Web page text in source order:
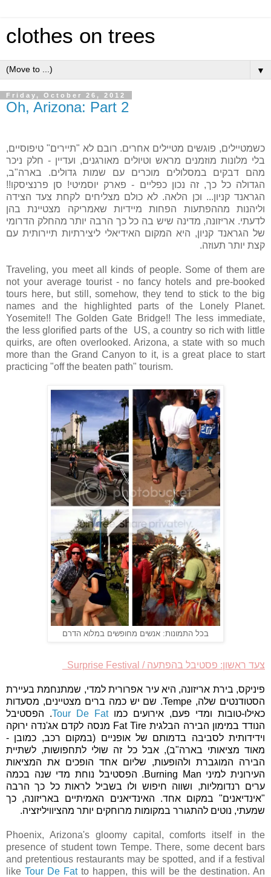
clothes on trees
▼
Friday, October 26, 2012
Oh, Arizona: Part 2
כשמטיילים, פוגשים מטיילים אחרים. רובם לא "תיירים" טיפוסיים,
בלי מלונות מוזמנים מראש וטיולים מאורגנים, ועדיין - חלק ניכר
מהם דבקים במסלולים מוכרים עם שמות גדולים. בארה"ב,
הגדולה כל כך, זה נכון כפליים - פארק יוסמיטי! סן פרנציסקו!!
הגראנד קניון... וכן הלאה. לא כולם מצליחים לקחת צעד הצידה
וליהנות מההפתעות הפחות מיידיות שאמריקה מצטיינת בהן
לדעתי. אריזונה, מדינה שיש בה כל כך הרבה יותר מהחלק הדרומי
של הגראנד קניון, היא המקום האידיאלי ליצירתיות תיירותית עם
קצת יותר תעוזה.
Traveling, you meet all kinds of people. Some of them are
not your average tourist - no fancy hotels and pre-booked
tours here, but still, somehow, they tend to stick to the big
names and the highlighted parts of the Lonely Planet.
Yosemite!! The Golden Gate Bridge!! The less immediate,
the less glorified parts of the US, a country so rich with little
quirks, are often overlooked. Arizona, a state with so much
more than the Grand Canyon to it, is a great place to start
practicing "off the beaten path" tourism.
בכל התמונות: אנשים מחופשים במלוא הדרם
צעד ראשון: פסטיבל בהפתעה / Surprise Festival
פיניקס, בירת אריזונה, היא עיר אפרורית למדי, שמתנחמת בעיירת
הסטודנטים שלה, Tempe. שם יש כמה ברים מצטיינים, מסעדות
כאילו-טובות ומדי פעם, אירועים כמוTour De Fat. הפסטיבל
הנודד במימון הבירה הבלגית Fat Tire מנסה לקדם אג'נדה ירוקה
וידידותית לסביבה בדמותם של אופניים (במקום רכב, כמובן -
מאוד מציאותי בארה"ב), אבל כל זה שולי לתחפושות, לשתיית
הבירה המוגברת ולהופעות, שליום אחד הופכים את המציאות
העירונית למיני Burning Man. הפסטיבל נוחת מדי שנה בכמה
ערים רנדומליות, ושווה חיפוש ולו בשביל לראות כל כך הרבה
"אינדיאנים" במקום אחד. האינדיאנים האמיתיים באריזונה, כך
שמעתי, נוטים להתגורר במקומות מרוחקים יותר מהציוויליזציה.
Phoenix, Arizona's gloomy capital, comforts itself in the
presence of student town Tempe. There, some decent bars
and pretentious restaurants may be spotted, and if a festival
likeTour De Fatto happen, this will be the destination. An